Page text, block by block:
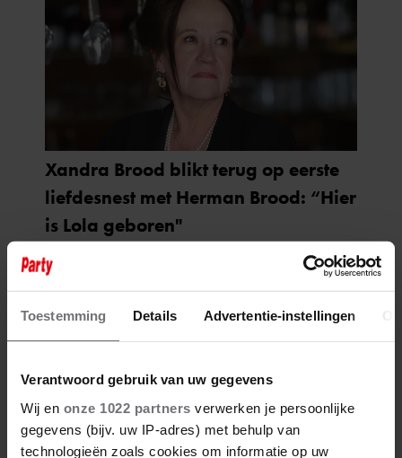
Toestemming Details Advertentie-instellingen
Verantwoord gebruik van uw gegevens
Wij en onze 1022 partners verwerken je persoonlijke
gegevens (bijv. uw IP-adres) met behulp van
technologieën zoals cookies om informatie op uw